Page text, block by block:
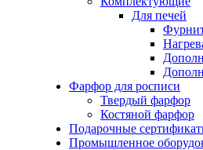
Для печей
Фарфор для росписи
Твердый фарфор
Костяной фарфор
Подарочные
Промышленное